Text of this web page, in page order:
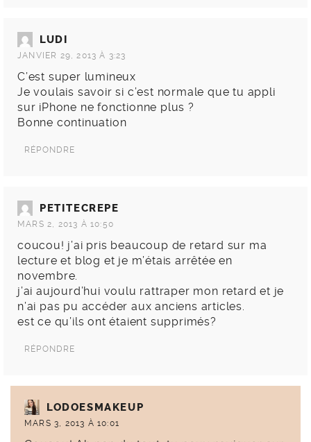
LUDI
JANVIER 29, 2013 À 3:23
C’est super lumineux
Je voulais savoir si c’est normale que tu appli
sur iPhone ne fonctionne plus ?
Bonne continuation
RÉPONDRE
PETITECREPE
MARS 2, 2013 À 10:50
coucou! j’ai pris beaucoup de retard sur ma
lecture et blog et je m’étais arrêtée en
novembre.
j’ai aujourd’hui voulu rattraper mon retard et je
n’ai pas pu accéder aux anciens articles.
est ce qu’ils ont étaient supprimés?
RÉPONDRE
LODOESMAKEUP
MARS 3, 2013 À 10:01